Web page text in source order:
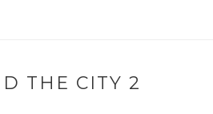
THE CITY 2